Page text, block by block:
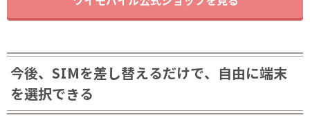
今後、SIMを差し替えるだけで、自由に端末
を選択できる